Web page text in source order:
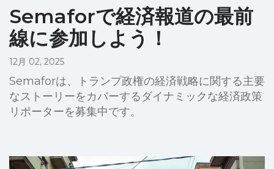
Semaforで経済報道の最前
線に参加しよう！
12月 02, 2025
Semaforは、トランプ政権の経済戦略に関する主要
なストーリーをカバーするダイナミックな経済政策
リポーターを募集中です。